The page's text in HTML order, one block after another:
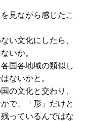
見ながら感じたこ
い文化にしたら、
いか。
国各地域の類似し
ないかと。
の文化と交わり、
で、「形」だけと
っているんではな